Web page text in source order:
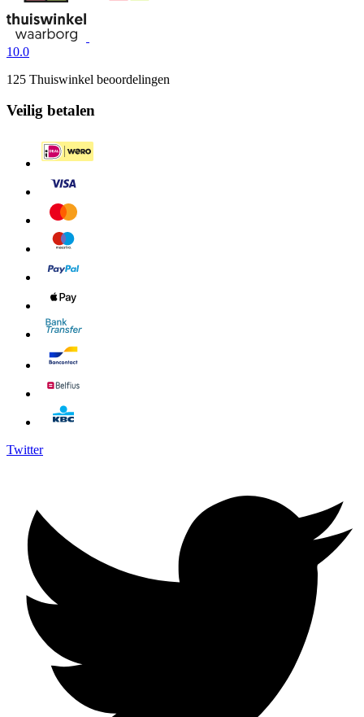
10.0
125 Thuiswinkel beoordelingen
Veilig betalen
Twitter